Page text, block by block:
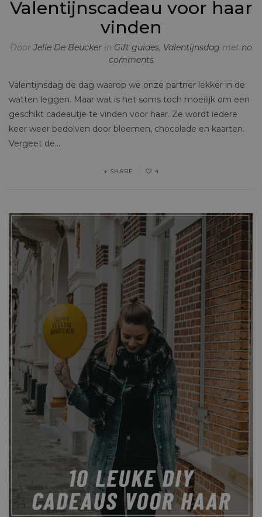
Valentijnscadeau voor haar
vinden
DoorJelle De Beucker in Gift guides, Valentijnsdag met no
comments
Valentijnsdag de dag waarop we onze partner lekker in de
watten leggen. Maar wat is het soms toch moeilijk om een
geschikt cadeautje te vinden voor haar. Ze wordt iedere
keer weer bedolven door bloemen, chocolade en kaarten.
Vergeet de…
SHARE 4